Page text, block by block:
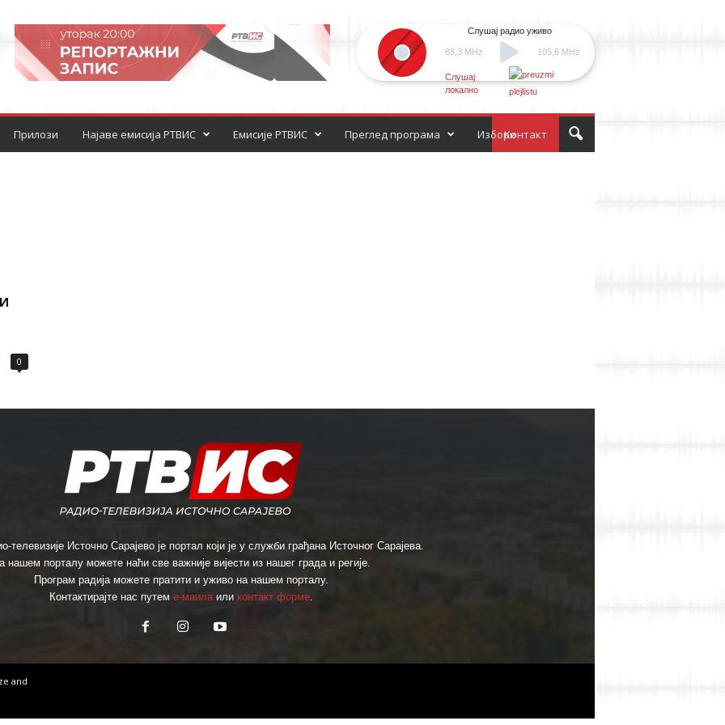
88,3 MHz
Слушај радио уживо
105,6 MHz
Слушај
локално
Прилози Најаве емисија РТВИС Емисије РТВИС Контакт
Преглед програма Избори
0
телевизије Источно Сарајево је портал који је у служби грађана Источног Сарајева.
нашем порталу можете наћи све важније вијести из нашег града и регије.
Програм радија можете пратити и уживо на нашем порталу.
Контактирајте нас путем е-маилаили контакт форме.
and